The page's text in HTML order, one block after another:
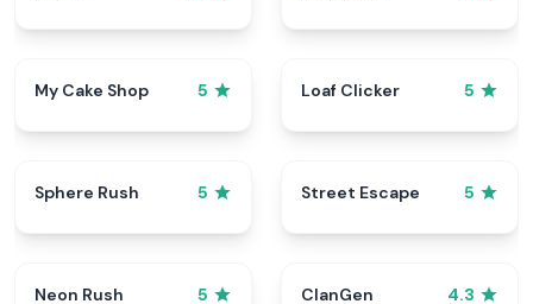
My Cake Shop 5 Loaf Clicker 5
Sphere Rush 5 Street Escape 5
Neon Rush 5 ClanGen 4.3